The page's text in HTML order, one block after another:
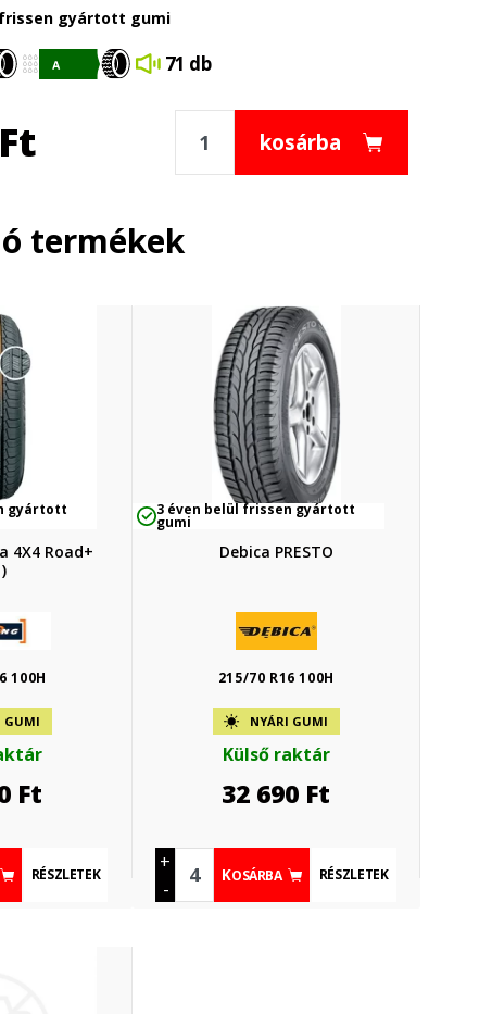
gyártott gumi
71 db
Ft kosárba
termékek
gyártott
4X4 Road+
100H
GUMI
Ft
RÉSZLETEK
3 éven belül frissen gyártott
gumi
Debica PRESTO
215/70 R16 100H
NYÁRI GUMI
Külső raktár
32 690 Ft
+
-
KOSÁRBA RÉSZLETEK